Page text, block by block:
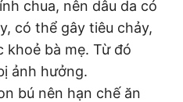
chua, nên dâu da có
có thể gây tiêu chảy,
khoẻ bà mẹ. Từ đó
ảnh hưởng.
bú nên hạn chế ăn